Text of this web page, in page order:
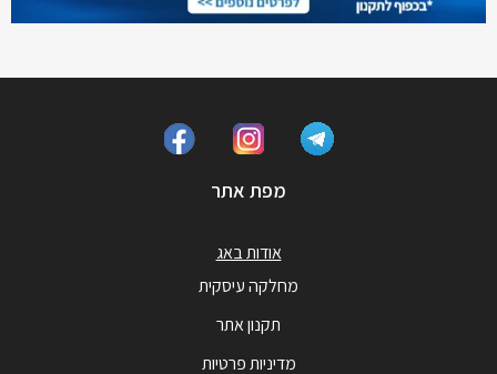
מפת אתר
אודות באג
מחלקה עיסקית
תקנון אתר
מדיניות פרטיות